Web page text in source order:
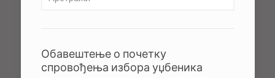
Обавештење о почетку
спровођења избора уџбеника